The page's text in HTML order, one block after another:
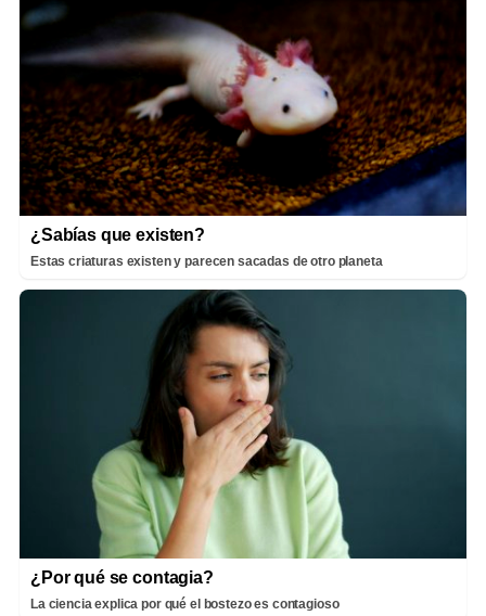
¿Sabías que existen?
Estas criaturas existen y parecen sacadas de otro planeta
¿Por qué se contagia?
La ciencia explica por qué el bostezo es contagioso